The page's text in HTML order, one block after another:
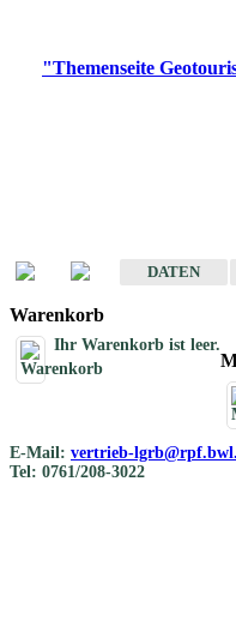
"Themenseite
DATEN
Warenkorb
Ihr Warenkorb ist leer.
E-Mail: vertrieb-
Tel: 0761/208-3022